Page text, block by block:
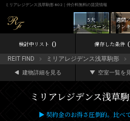
ミリアレジデンス浅草駒形 802｜仲介料無料の賃貸情報
週間
ラン
5大
キャンペーン
検討中リスト 0 保存した条件
REIT FIND ミリアレジデンス浅草駒形
建物詳細を見る 空室一覧を
ミリアレジデンス浅草
▶ 契約金のお得さ圧倒的。比べ